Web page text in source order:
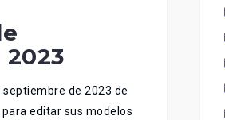
de 2023 de
editar sus modelos